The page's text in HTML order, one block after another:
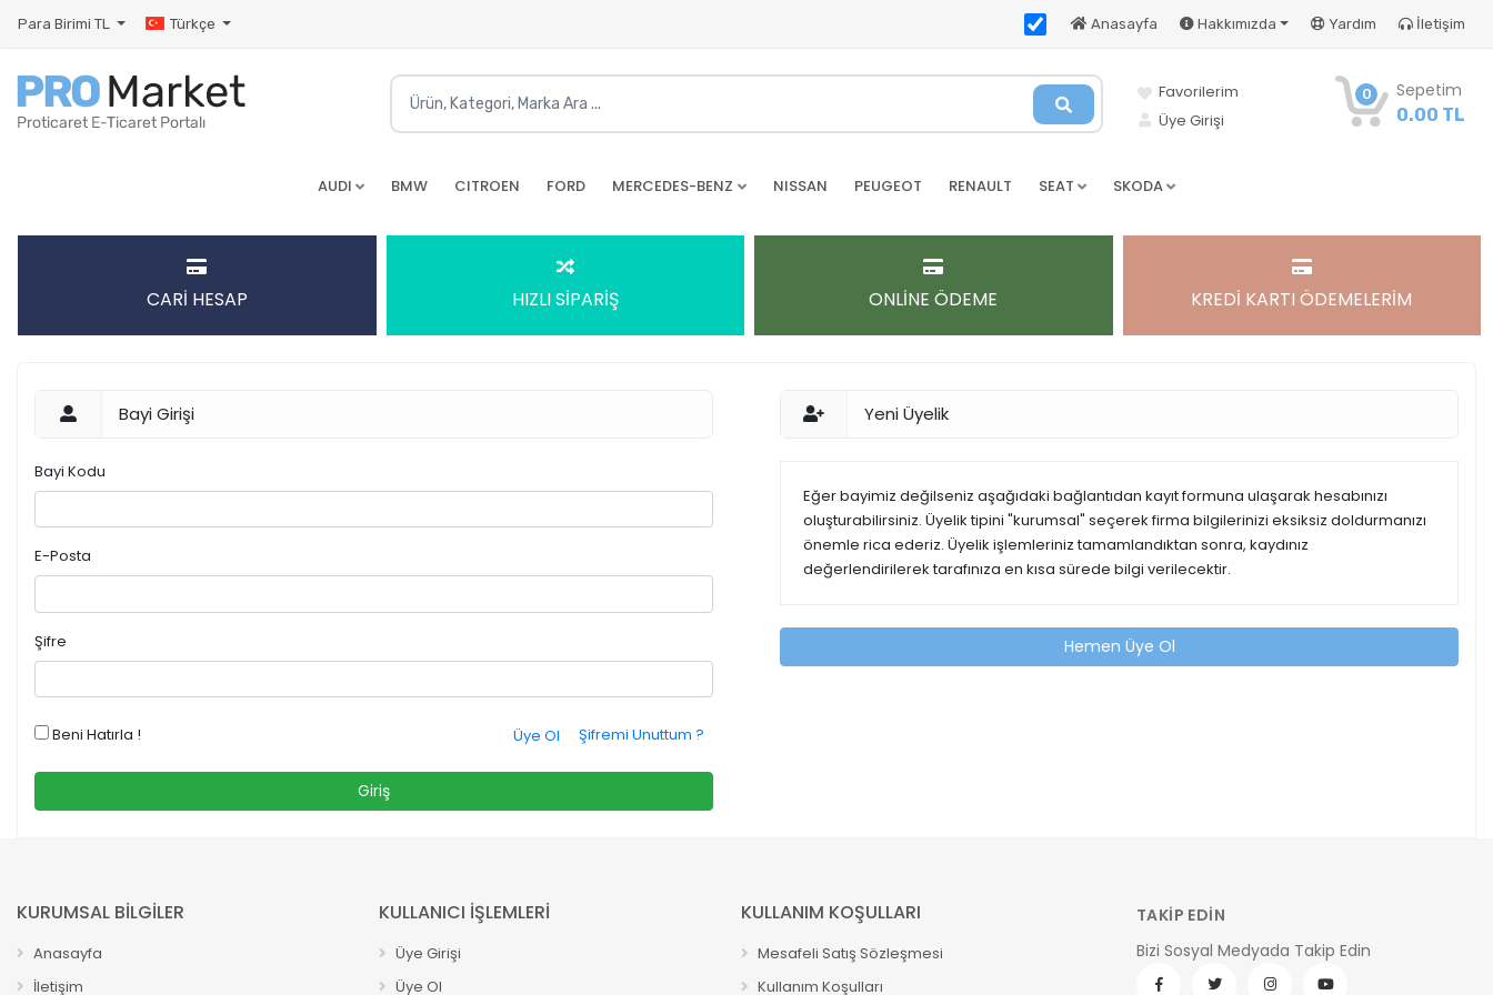
Para Birimi TL Türkçe Anasayfa Hakkımızda Yardım İletişim
0 Sepetim
0.00 TL
Favorilerim
Üye Girişi
AUDI BMW CITROEN FORD MERCEDES-BENZ NISSAN PEUGEOT RENAULT SEAT SKODA
CARİ HESAP HIZLI SİPARİŞ ONLİNE ÖDEME KREDİ KARTI ÖDEMELERİM
Bayi Girişi
Bayi Kodu
E-Posta
Şifre
Beni Hatırla ! Şifremi Unuttum ?
Üye Ol
Giriş
Yeni Üyelik
Eğer bayimiz değilseniz aşağıdaki bağlantıdan kayıt formuna ulaşarak hesabınızı
oluşturabilirsiniz. Üyelik tipini "kurumsal" seçerek firma bilgilerinizi eksiksiz doldurmanızı
önemle rica ederiz. Üyelik işlemleriniz tamamlandıktan sonra, kaydınız
değerlendirilerek tarafınıza en kısa sürede bilgi verilecektir.
Hemen Üye Ol
KURUMSAL BİLGİLER
Anasayfa
İletişim
KULLANICI İŞLEMLERİ
Üye Girişi
Üye Ol
KULLANIM KOŞULLARI
Mesafeli Satış Sözleşmesi
Kullanım Koşulları
TAKİP EDİN
Bizi Sosyal Medyada Takip Edin